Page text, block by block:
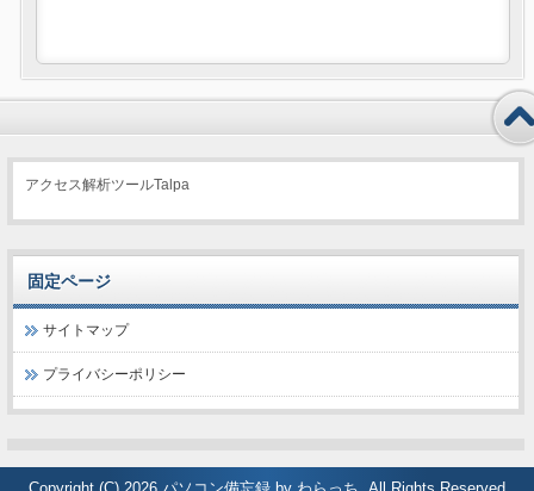
アクセス解析ツールTalpa
固定ページ
サイトマップ
プライバシーポリシー